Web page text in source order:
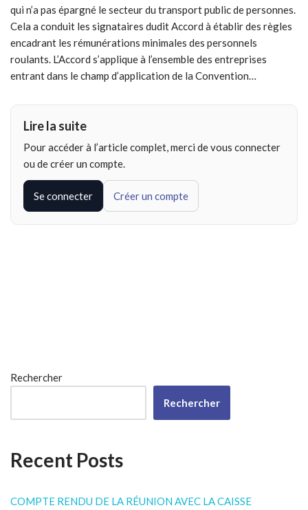
qui n’a pas épargné le secteur du transport public de personnes.
Cela a conduit les signataires dudit Accord à établir des règles
encadrant les rémunérations minimales des personnels
roulants. L’Accord s’applique à l’ensemble des entreprises
entrant dans le champ d’application de la Convention…
Lire la suite
Pour accéder à l’article complet, merci de vous connecter
ou de créer un compte.
Se connecter Créer un compte
Rechercher
Rechercher
Recent Posts
COMPTE RENDU DE LA RÉUNION AVEC LA CAISSE